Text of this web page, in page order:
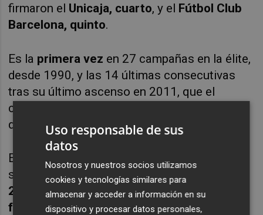
firmaron el Unicaja, cuarto, y el
Fútbol Club
Barcelona, quinto.
Es la primera vez en 27 campañas en la élite,
desde 1990, y las 14 últimas consecutivas
tras su último ascenso en 2011, que el
conjunto murciano acaba con más triunfos
que derrotas en sus partidos como visitante.
El tan destacado
saldó con 11 victorias universitarias en sus
24 desplazamientos ligueros(6-11 en la
fase regular y 5-2 en los play off, donde
Uso responsable de sus
datos
Nosotros y nuestros socios utilizamos
cookies y tecnologías similares para
almacenar y acceder a información en su
dispositivo y procesar datos personales,